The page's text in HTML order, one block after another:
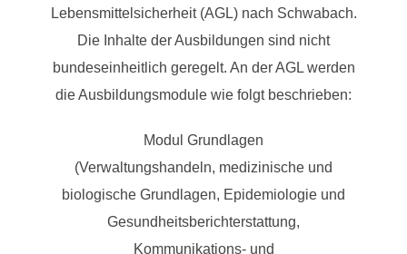
Lebensmittelsicherheit (AGL) nach Schwabach.
Die Inhalte der Ausbildungen sind nicht
bundeseinheitlich geregelt. An der AGL werden
die Ausbildungsmodule wie folgt beschrieben:
Modul Grundlagen
(Verwaltungshandeln, medizinische und
biologische Grundlagen, Epidemiologie und
Gesundheitsberichterstattung,
Kommunikations- und